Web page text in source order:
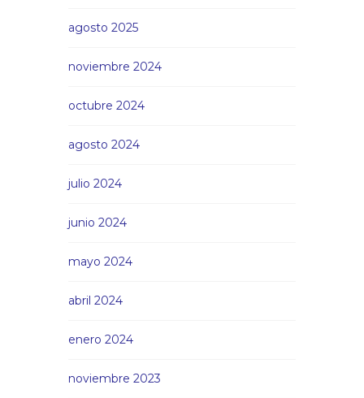
agosto 2025
noviembre 2024
octubre 2024
agosto 2024
julio 2024
junio 2024
mayo 2024
abril 2024
enero 2024
noviembre 2023